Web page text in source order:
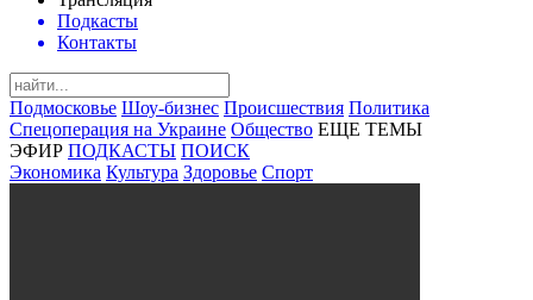
Подкасты
Контакты
Подмосковье Шоу-бизнес Происшествия Политика
Спецоперация на Украине Общество ЕЩЕ ТЕМЫ
ЭФИР ПОДКАСТЫ ПОИСК
Экономика Культура Здоровье Спорт